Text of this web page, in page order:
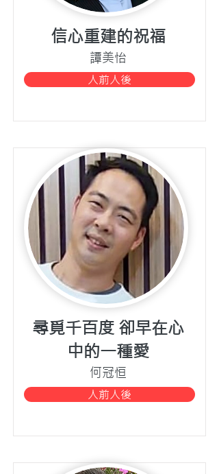
信心重建的祝福
譚美怡
人前人後
尋覓千百度 卻早在心
中的一種愛
何冠恒
人前人後